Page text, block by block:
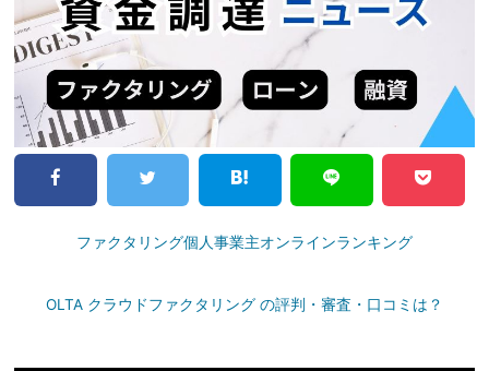
ファクタリング個人事業主オンラインランキング
OLTA クラウドファクタリング の評判・審査・口コミは？